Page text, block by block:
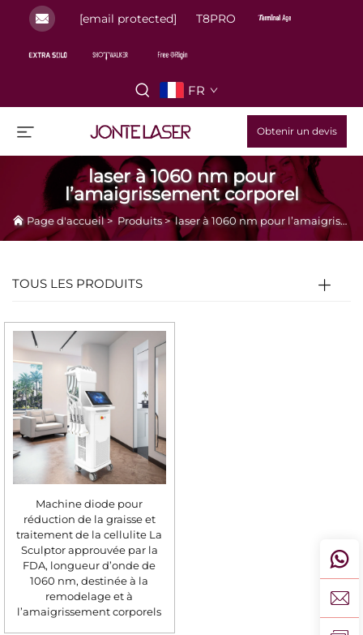
[email protected] T8PRO
FR
Obtenir un devis
laser à 1060 nm pour
l’amaigrissement corporel
Page d'accueil> Produits>laser à 1060 nm pour l’amaigrissement corporel
TOUS LES PRODUITS
Machine diode pour
réduction de la graisse et
traitement de la cellulite La
Sculptor approuvée par la
FDA, longueur d’onde de
1060 nm, destinée à la
remodelage et à
l’amaigrissement corporels